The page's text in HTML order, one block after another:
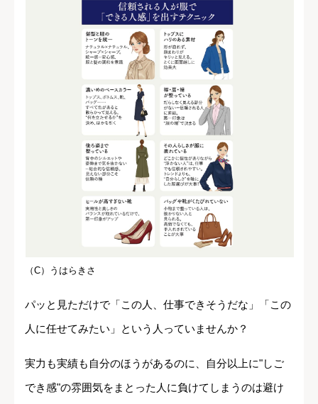
（C）うはらきさ
パッと見ただけで「この人、仕事できそうだな」「この
人に任せてみたい」という人っていませんか？
実力も実績も自分のほうがあるのに、自分以上に"しご
でき感"の雰囲気をまとった人に負けてしまうのは避け